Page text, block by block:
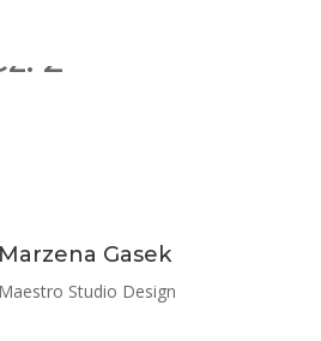
2
Marzena Gasek
Maestro Studio Design